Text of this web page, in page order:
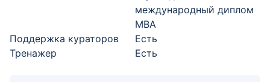
международный диплом
MBA
Поддержка кураторов
Есть
Тренажер
Есть